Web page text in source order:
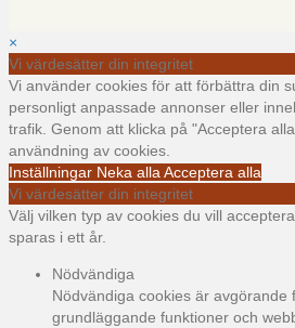
×
Vi värdesätter din integritet
Vi använder cookies för att förbättra din
personligt anpassade annonser eller
trafik. Genom att klicka på "Acceptera
användning av cookies.
Inställningar Neka alla Acceptera alla
Vi värdesätter din integritet
Välj vilken typ av cookies du vill
sparas i ett år.
Nödvändiga
Nödvändiga cookies är avgörande
grundläggande funktioner och